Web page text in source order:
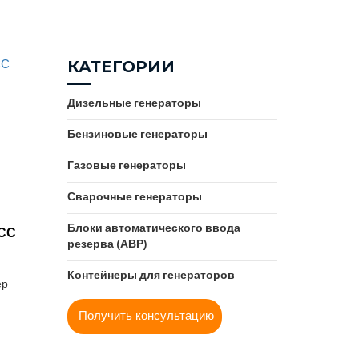
Greaves (Индия)
Hertz (Турция)
Himoinsa (Испания)
Hyundai
JCB (Великобритания)
Kirloskar (Индия)
KOGEL (Великобритания)
KOHLER-SDMO (Франция)
Kubota (Япония)
Leega (Китай)
MGE (Нидерланды)
Mitsubishi (Япония)
Япония
КАТЕГОРИИ
Дизельные генераторы
Бензиновые генераторы
Газовые генераторы
Сварочные генераторы
Блоки автоматического ввода
резерва (АВР)
Контейнеры для генераторов
Получить консультацию